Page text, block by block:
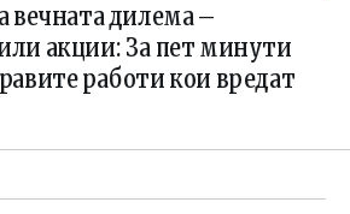
вечната дилема –
акции: За пет минути
работи кои вредат